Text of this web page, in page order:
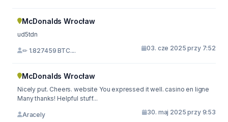
McDonalds Wrocław
ud5tdn
✏ 1.827459 BTC.... 03. cze 2025 przy 7:52
McDonalds Wrocław
Nicely put. Cheers. website You expressed it well. casino en ligne
Many thanks! Helpful stuff...
Aracely 30. maj 2025 przy 9:53